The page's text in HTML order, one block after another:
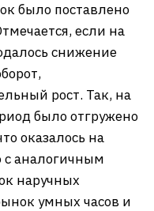
было поставлено
если на
снижение
рост. Так, на
было отгружено
оказалось на
с аналогичным
наручных
умных часов и